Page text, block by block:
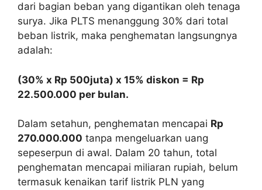
dari bagian beban yang digantikan oleh tenaga
surya. Jika PLTS menanggung 30% dari total
beban listrik, maka penghematan langsungnya
adalah:
(30% x Rp 500juta) x 15% diskon = Rp
22.500.000 per bulan.
Dalam setahun, penghematan mencapai Rp
270.000.000 tanpa mengeluarkan uang
sepeserpun di awal. Dalam 20 tahun, total
penghematan mencapai miliaran rupiah, belum
termasuk kenaikan tarif listrik PLN yang